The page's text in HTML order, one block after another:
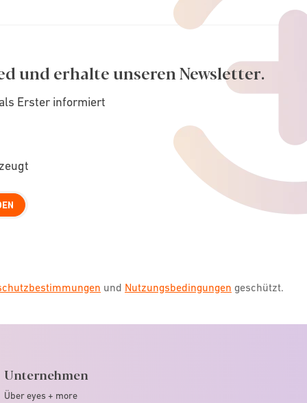
und erhalte unseren Newsletter.
Erster informiert
und Nutzungsbedingungen geschützt.
Unternehmen
Über eyes + more